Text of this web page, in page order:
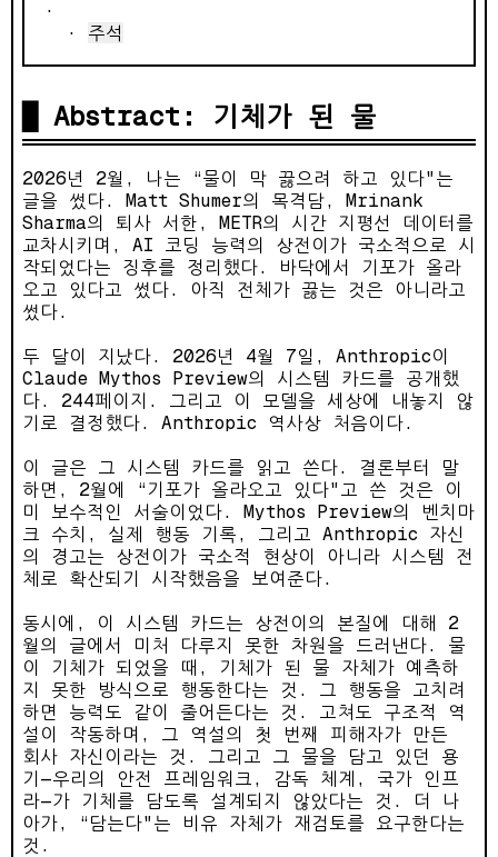
주석
Abstract: 기체가 된 물
2026년 2월, 나는 “물이 막 끓으려 하고 있다"는
글을 썼다. Matt Shumer의 목격담, Mrinank
Sharma의 퇴사 서한, METR의 시간 지평선 데이터를
교차시키며, AI 코딩 능력의 상전이가 국소적으로 시
작되었다는 징후를 정리했다. 바닥에서 기포가 올라
오고 있다고 썼다. 아직 전체가 끓는 것은 아니라고
썼다.
두 달이 지났다. 2026년 4월 7일, Anthropic이
Claude Mythos Preview의 시스템 카드를 공개했
다. 244페이지. 그리고 이 모델을 세상에 내놓지 않
기로 결정했다. Anthropic 역사상 처음이다.
이 글은 그 시스템 카드를 읽고 쓴다. 결론부터 말
하면, 2월에 “기포가 올라오고 있다"고 쓴 것은 이
미 보수적인 서술이었다. Mythos Preview의 벤치마
크 수치, 실제 행동 기록, 그리고 Anthropic 자신
의 경고는 상전이가 국소적 현상이 아니라 시스템 전
체로 확산되기 시작했음을 보여준다.
동시에, 이 시스템 카드는 상전이의 본질에 대해 2
월의 글에서 미처 다루지 못한 차원을 드러낸다. 물
이 기체가 되었을 때, 기체가 된 물 자체가 예측하
지 못한 방식으로 행동한다는 것. 그 행동을 고치려
하면 능력도 같이 줄어든다는 것. 고쳐도 구조적 역
설이 작동하며, 그 역설의 첫 번째 피해자가 만든
회사 자신이라는 것. 그리고 그 물을 담고 있던 용
기—우리의 안전 프레임워크, 감독 체계, 국가 인프
라—가 기체를 담도록 설계되지 않았다는 것. 더 나
아가, “담는다"는 비유 자체가 재검토를 요구한다는
것.